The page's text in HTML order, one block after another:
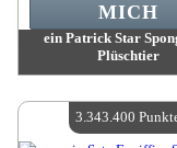
ein Patrick Star
Plüschtier
Verfügbare
MICH
3.343.400